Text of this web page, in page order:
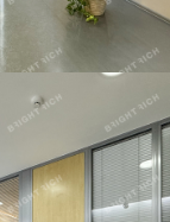
Площадь
1227.5 м2